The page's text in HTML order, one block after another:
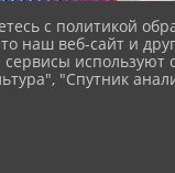
с политикой
наш веб-сайт и
используют
"Спутник